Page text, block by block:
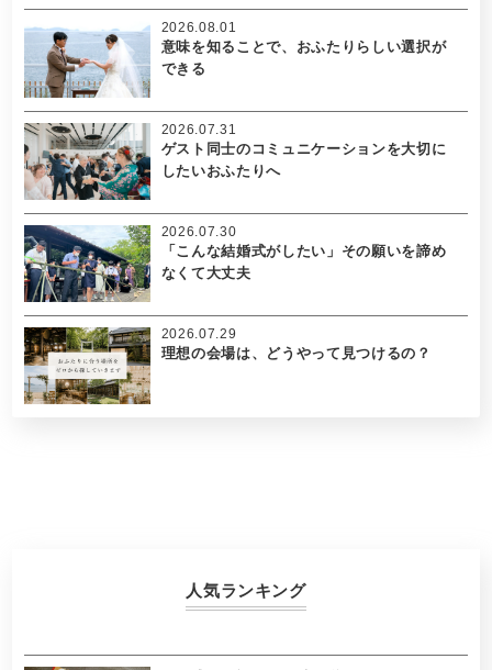
意味を知ることで、おふたりらしい選択が
できる
2026.08.01
ゲスト同士のコミュニケーションを大切に
したいおふたりへ
2026.07.31
「こんな結婚式がしたい」その願いを諦め
なくて大丈夫
2026.07.30
理想の会場は、どうやって見つけるの？
2026.07.29
人気ランキング